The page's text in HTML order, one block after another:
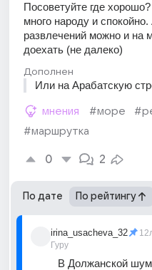
Посоветуйте где
много народу и
развлечений можно и на
доехать (не далеко)
Дополнен
Или на Арабатскую
мнения #море
#маршрутка
0 2
По дате По рейтингу
irina_usacheva_32
Гуру
В Должанской